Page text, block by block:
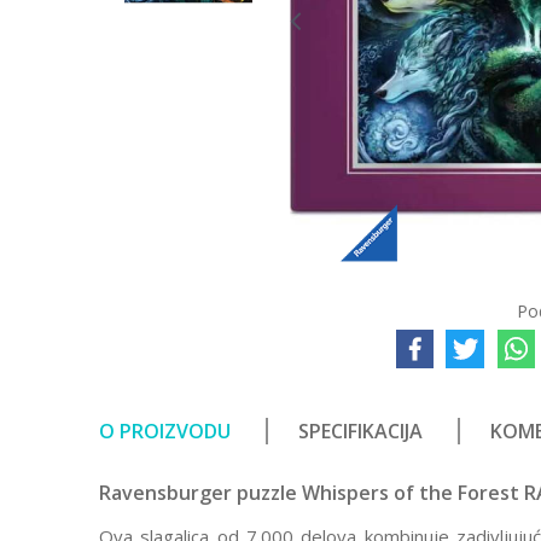
O PROIZVODU SPECIFIKACIJA
Ravensburger puzzle Whispers of the Forest
Ova slagalica od 7.000 delova kombinuje